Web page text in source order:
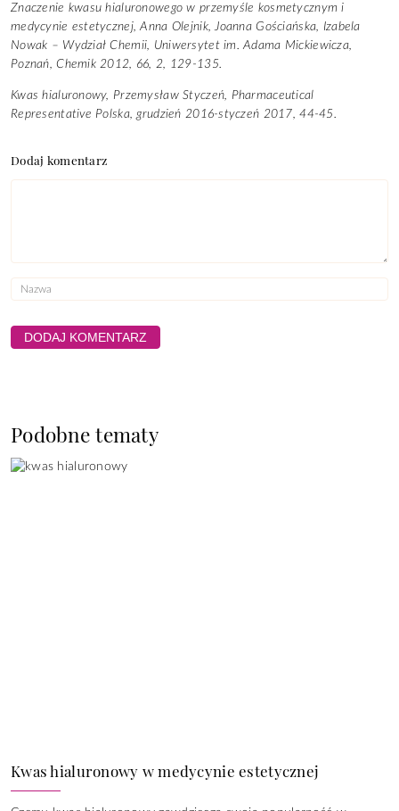
Znaczenie kwasu hialuronowego w przemyśle kosmetycznym i
medycynie estetycznej, Anna Olejnik, Joanna Gościańska, Izabela
Nowak – Wydział Chemii, Uniwersytet im. Adama Mickiewicza,
Poznań, Chemik 2012, 66, 2, 129-135.
Kwas hialuronowy, Przemysław Styczeń, Pharmaceutical
Representative Polska, grudzień 2016-styczeń 2017, 44-45.
Dodaj komentarz
Podobne tematy
Kwas hialuronowy w medycynie estetycznej